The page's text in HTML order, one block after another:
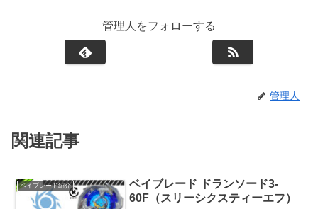
管理人をフォローする
管理人
関連記事
ベイブレード紹介
ベイブレード ドランソード3-
60F（スリーシクスティーエフ）